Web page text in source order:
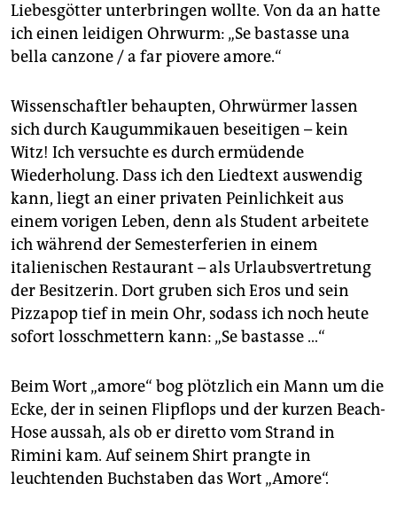
Liebesgötter unterbringen wollte. Von da an hatte
ich einen leidigen Ohrwurm: „Se bastasse una
bella canzone / a far piovere amore.“
Wissenschaftler behaupten, Ohrwürmer lassen
sich durch Kaugummikauen beseitigen – kein
Witz! Ich versuchte es durch ermüdende
Wiederholung. Dass ich den Liedtext auswendig
kann, liegt an einer privaten Peinlichkeit aus
einem vorigen Leben, denn als Student arbeitete
ich während der Semesterferien in einem
italienischen Restaurant – als Urlaubsvertretung
der Besitzerin. Dort gruben sich Eros und sein
Pizzapop tief in mein Ohr, sodass ich noch heute
sofort losschmettern kann: „Se bastasse …“
Beim Wort „amore“ bog plötzlich ein Mann um die
Ecke, der in seinen Flipflops und der kurzen Beach-
Hose aussah, als ob er diretto vom Strand in
Rimini kam. Auf seinem Shirt prangte in
leuchtenden Buchstaben das Wort „Amore“.